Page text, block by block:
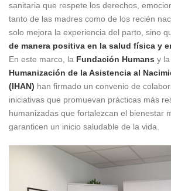
sanitaria que respete los derechos,
tanto de las madres como de los recién
solo mejora la experiencia del parto, sino
de manera positiva en la salud física y
En este marco, la Fundación Humans y la
Humanización de la Asistencia al
(IHAN) han firmado un convenio de
iniciativas que promuevan prácticas más
humanizadas que fortalezcan el bienestar
garanticen un inicio saludable de la vida.